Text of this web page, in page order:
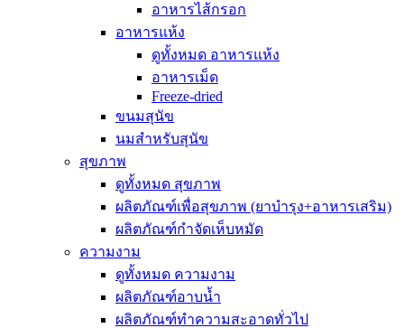
อาหารไส้กรอก
อาหารแห้ง
ดูทั้งหมด อาหารแห้ง
อาหารเม็ด
Freeze-dried
ขนมสุนัข
นมสำหรับสุนัข
สุขภาพ
ดูทั้งหมด สุขภาพ
ผลิตภัณฑ์เพื่อสุขภาพ (ยาบำรุง+อาหารเสริม)
ผลิตภัณฑ์กำจัดเห็บหมัด
ความงาม
ดูทั้งหมด ความงาม
ผลิตภัณฑ์อาบน้ำ
ผลิตภัณฑ์ทำความสะอาดทั่วไป